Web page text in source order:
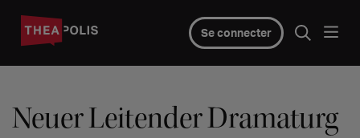
Se connecter
Neuer Leitender Dramaturg